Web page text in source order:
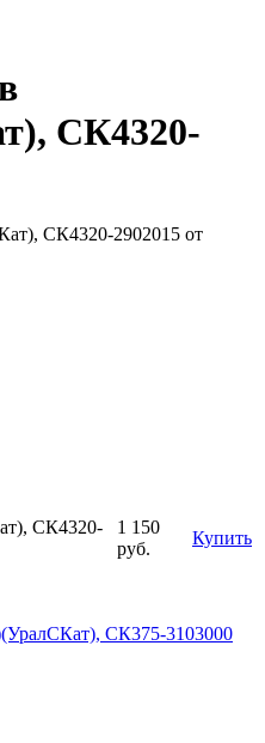
СК4320-
СК4320-
1 150
руб.
Купить
СК375-3103000